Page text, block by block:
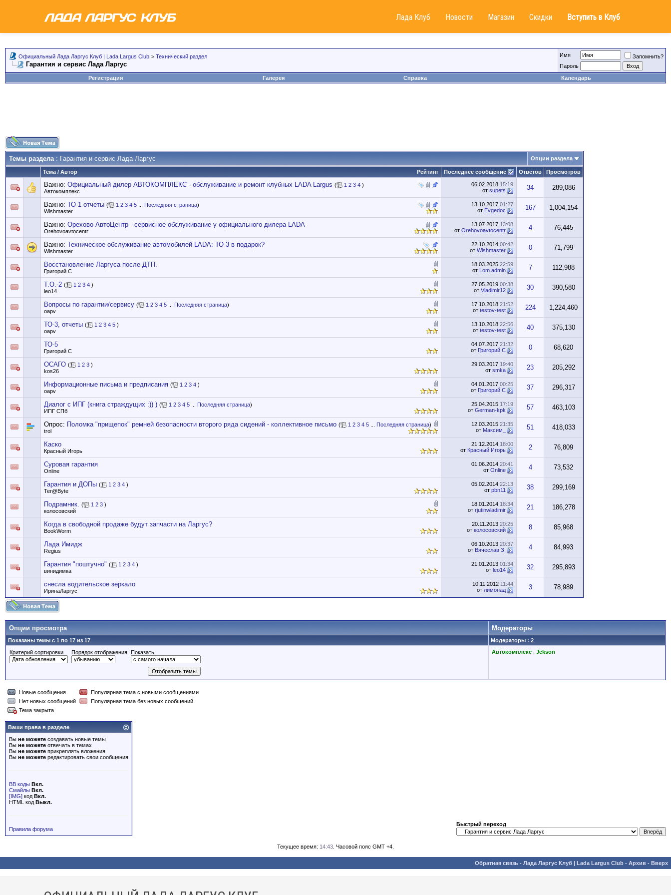
Лада Клуб Новости Магазин Скидки Вступить в Клуб
Официальный Лада Ларгус Клуб | Lada Largus Club > Технический раздел
Гарантия и сервис Лада Ларгус
Имя
Запомнить?
Пароль
Регистрация
Галерея Справка Календарь
Темы раздела: Гарантия и сервис Лада Ларгус Опции раздела
Рейтинг
Тема / Автор Последнее сообщение Ответов Просмотров
Важно: Официальный дилер АВТОКОМПЛЕКС - обслуживание и ремонт клубных LADA Largus ( 1 2 3 4 )
Автокомплекс
06.02.2018 15:19
от supets 34 289,086
Важно: ТО-1 отчеты ( 1 2 3 4 5 Последняя страница)
Wishmaster
13.10.2017 01:27
от Evgedoc 167 1,004,154
Важно: Орехово-АвтоЦентр - сервисное обслуживание у официального дилера LADA
Orehovoavtocentr
13.07.2017 13:08
от Orehovoavtocentr 4 76,445
Важно: Техническое обслуживание автомобилей LADA: ТО-3 в подарок?
Wishmaster
22.10.2014 00:42
от Wishmaster 0 71,799
Восстановление Ларгуса после ДТП.
Григорий С
18.03.2025 22:59
от Lom.admin 7 112,988
Т.О.-2 ( 1 2 3 4 )
leo14
27.05.2019 00:38
от Vladimir12 30 390,580
Вопросы по гарантии/сервису ( 1 2 3 4 5 Последняя страница)
oapv
17.10.2018 21:52
от testov-test 224 1,224,460
ТО-3, отчеты ( 1 2 3 4 5 )
oapv
13.10.2018 22:56
от testov-test 40 375,130
ТО-5
Григорий С
04.07.2017 21:32
от Григорий С 0 68,620
ОСАГО ( 1 2 3 )
kos26
29.03.2017 19:40
от smka 23 205,292
Информационные письма и предписания ( 1 2 3 4 )
oapv
04.01.2017 00:25
от Григорий С 37 296,317
Диалог с ИПГ (книга страждущих :)) ) ( 1 2 3 4 5 Последняя страница)
ИПГ СПб
25.04.2015 17:19
от German-kpk 57 463,103
Опрос: Поломка "прищепок" ремней безопасности второго ряда сидений - коллективное письмо ( 1 2 3 4 5 Последняя страница)
trol
12.03.2015 21:35
от Максим_ 51 418,033
Каско
Красный Игорь
21.12.2014 18:00
от Красный Игорь 2 76,809
Суровая гарантия
Online
01.06.2014 20:41
от Online 4 73,532
Гарантия и ДОПы ( 1 2 3 4 )
Ter@Byte
05.02.2014 22:13
от pbn11 38 299,169
Подрамник. ( 1 2 3 )
колосовский
18.01.2014 18:34
от rjutinwladimir 21 186,278
Когда в свободной продаже будут запчасти на Ларгус?
BookWorm
20.11.2013 20:25
от колосовский 8 85,968
Лада Имидж
Regius
06.10.2013 20:37
от Вячеслав З. 4 84,993
Гарантия "поштучно" ( 1 2 3 4 )
винидимка
21.01.2013 01:34
от leo14 32 295,893
снесла водительское зеркало
ИринаЛаргус
10.11.2012 11:44
от лимонад 3 78,989
Опции просмотра Модераторы
Показаны темы с 1 по 17 из 17
Модераторы : 2
Критерий сортировки
Порядок отображения Показать Автокомплекс Jekson
Новые сообщения
Популярная тема с новыми сообщениями
Нет новых сообщений
Популярная тема без новых сообщений
Тема закрыта
Ваши права в разделе
Вы не можете создавать новые темы
Вы не можете отвечать в темах
Вы не можете прикреплять вложения
Вы не можете редактировать свои сообщения
BB коды Вкл.
Смайлы Вкл.
[IMG] код Вкл.
HTML код Выкл.
Правила форума
Быстрый переход
Текущее время: 14:43 . Часовой пояс GMT +4.
Обратная связь - Лада Ларгус Клуб | Lada Largus Club - Архив - Вверх